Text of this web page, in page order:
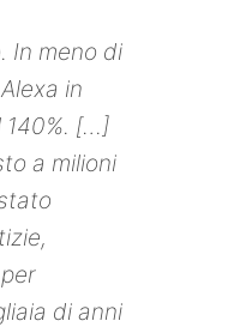
In meno di
in
140%. […]
a milioni
di anni